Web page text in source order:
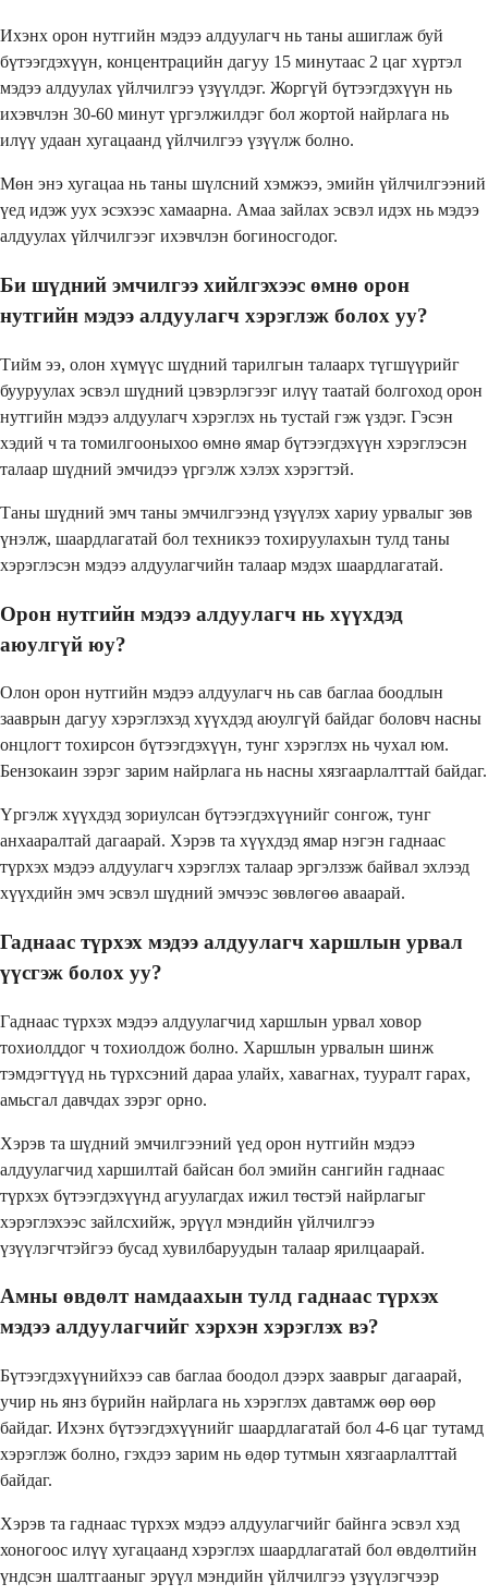
Ихэнх орон нутгийн мэдээ алдуулагч нь таны ашиглаж буй
бүтээгдэхүүн, концентрацийн дагуу 15 минутаас 2 цаг хүртэл
мэдээ алдуулах үйлчилгээ үзүүлдэг. Жоргүй бүтээгдэхүүн нь
ихэвчлэн 30-60 минут үргэлжилдэг бол жортой найрлага нь
илүү удаан хугацаанд үйлчилгээ үзүүлж болно.
Мөн энэ хугацаа нь таны шүлсний хэмжээ, эмийн үйлчилгээний
үед идэж уух эсэхээс хамаарна. Амаа зайлах эсвэл идэх нь мэдээ
алдуулах үйлчилгээг ихэвчлэн богиносгодог.
Би шүдний эмчилгээ хийлгэхээс өмнө орон
нутгийн мэдээ алдуулагч хэрэглэж болох уу?
Тийм ээ, олон хүмүүс шүдний тарилгын талаарх түгшүүрийг
бууруулах эсвэл шүдний цэвэрлэгээг илүү таатай болгоход орон
нутгийн мэдээ алдуулагч хэрэглэх нь тустай гэж үздэг. Гэсэн
хэдий ч та томилгооныхоо өмнө ямар бүтээгдэхүүн хэрэглэсэн
талаар шүдний эмчидээ үргэлж хэлэх хэрэгтэй.
Таны шүдний эмч таны эмчилгээнд үзүүлэх хариу урвалыг зөв
үнэлж, шаардлагатай бол техникээ тохируулахын тулд таны
хэрэглэсэн мэдээ алдуулагчийн талаар мэдэх шаардлагатай.
Орон нутгийн мэдээ алдуулагч нь хүүхдэд
аюулгүй юу?
Олон орон нутгийн мэдээ алдуулагч нь сав баглаа боодлын
зааврын дагуу хэрэглэхэд хүүхдэд аюулгүй байдаг боловч насны
онцлогт тохирсон бүтээгдэхүүн, тунг хэрэглэх нь чухал юм.
Бензокаин зэрэг зарим найрлага нь насны хязгаарлалттай байдаг.
Үргэлж хүүхдэд зориулсан бүтээгдэхүүнийг сонгож, тунг
анхааралтай дагаарай. Хэрэв та хүүхдэд ямар нэгэн гаднаас
түрхэх мэдээ алдуулагч хэрэглэх талаар эргэлзэж байвал эхлээд
хүүхдийн эмч эсвэл шүдний эмчээс зөвлөгөө аваарай.
Гаднаас түрхэх мэдээ алдуулагч харшлын урвал
үүсгэж болох уу?
Гаднаас түрхэх мэдээ алдуулагчид харшлын урвал ховор
тохиолддог ч тохиолдож болно. Харшлын урвалын шинж
тэмдэгтүүд нь түрхсэний дараа улайх, хавагнах, тууралт гарах,
амьсгал давчдах зэрэг орно.
Хэрэв та шүдний эмчилгээний үед орон нутгийн мэдээ
алдуулагчид харшилтай байсан бол эмийн сангийн гаднаас
түрхэх бүтээгдэхүүнд агуулагдах ижил төстэй найрлагыг
хэрэглэхээс зайлсхийж, эрүүл мэндийн үйлчилгээ
үзүүлэгчтэйгээ бусад хувилбаруудын талаар ярилцаарай.
Амны өвдөлт намдаахын тулд гаднаас түрхэх
мэдээ алдуулагчийг хэрхэн хэрэглэх вэ?
Бүтээгдэхүүнийхээ сав баглаа боодол дээрх зааврыг дагаарай,
учир нь янз бүрийн найрлага нь хэрэглэх давтамж өөр өөр
байдаг. Ихэнх бүтээгдэхүүнийг шаардлагатай бол 4-6 цаг тутамд
хэрэглэж болно, гэхдээ зарим нь өдөр тутмын хязгаарлалттай
байдаг.
Хэрэв та гаднаас түрхэх мэдээ алдуулагчийг байнга эсвэл хэд
хоногоос илүү хугацаанд хэрэглэх шаардлагатай бол өвдөлтийн
үндсэн шалтгааныг эрүүл мэндийн үйлчилгээ үзүүлэгчээр